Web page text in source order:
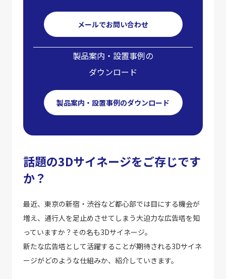
メールでお問い合わせ
製品案内・設置事例の
ダウンロード
製品案内・設置事例のダウンロード
話題の3Dサイネージをご存じです
か？
最近、東京の新宿・渋谷など都心部では目にする機会が
増え、通行人を足止めさせてしまう大迫力な広告塔を知
っていますか？その名も3Dサイネージ。
新たな広告塔として活躍することが期待される3Dサイネ
ージがどのような仕組みか、紹介していきます。